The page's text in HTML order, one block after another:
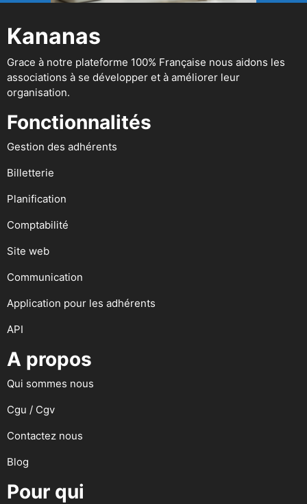
Kananas
Grace à notre plateforme 100% Française nous aidons les
associations à se développer et à améliorer leur
organisation.
Fonctionnalités
Gestion des adhérents
Billetterie
Planification
Comptabilité
Site web
Communication
Application pour les adhérents
API
A propos
Qui sommes nous
Cgu / Cgv
Contactez nous
Blog
Pour qui